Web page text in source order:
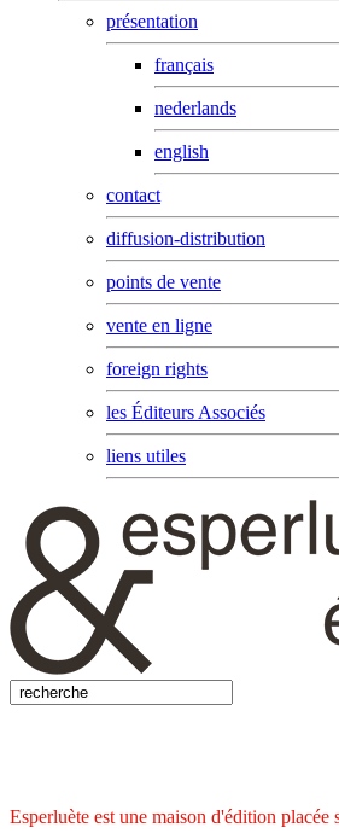
présentation
français
nederlands
english
contact
diffusion-distribution
points de vente
vente en ligne
foreign rights
les Éditeurs Associés
liens utiles
Esperluète est une maison d'édition